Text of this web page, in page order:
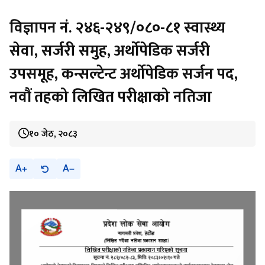
विज्ञापन नं. २४६-२४९/०८०-८१ स्वास्थ्य
सेवा, सर्जरी समुह, अर्थोपेडिक सर्जरी
उपसमूह, कन्सल्टेन्ट अर्थोपेडिक सर्जन पद,
नवौं तहको लिखित परीक्षाको नतिजा
१० जेठ, २०८३
A A